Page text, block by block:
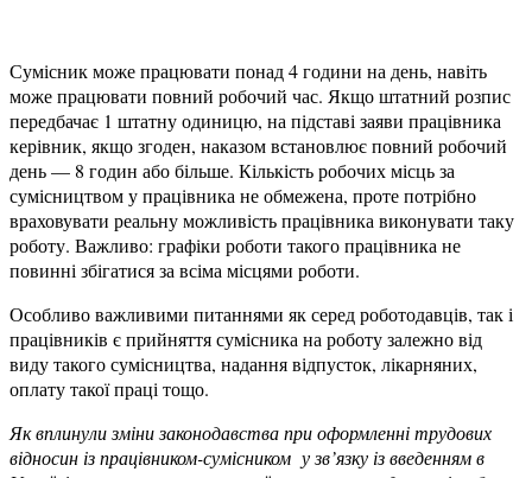
Сумісник може працювати понад 4 години на день, навіть
може працювати повний робочий час. Якщо штатний розпис
передбачає 1 штатну одиницю, на підставі заяви працівника
керівник, якщо згоден, наказом встановлює повний робочий
день — 8 годин або більше. Кількість робочих місць за
сумісництвом у працівника не обмежена, проте потрібно
враховувати реальну можливість працівника виконувати таку
роботу. Важливо: графіки роботи такого працівника не
повинні збігатися за всіма місцями роботи.
Особливо важливими питаннями як серед роботодавців, так і
працівників є прийняття сумісника на роботу залежно від
виду такого сумісництва, надання відпусток, лікарняних,
оплату такої праці тощо.
Як вплинули зміни законодавства при оформленні трудових
відносин із працівником-сумісником у зв’язку із введенням в